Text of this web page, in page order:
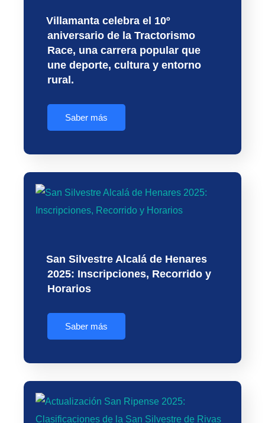
Villamanta celebra el 10º
aniversario de la Tractorismo
Race, una carrera popular que
une deporte, cultura y entorno
rural.
Saber más
San Silvestre Alcalá de Henares
2025: Inscripciones, Recorrido y
Horarios
Saber más